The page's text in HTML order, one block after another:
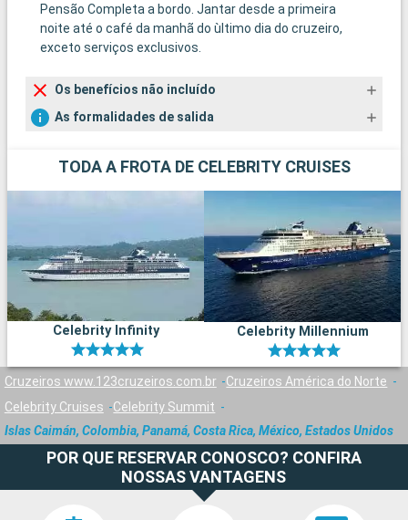
Pensão Completa a bordo. Jantar desde a primeira
noite até o café da manhã do ùltimo dia do cruzeiro,
exceto serviços exclusivos.
Os benefícios não incluído
As formalidades de salida
TODA A FROTA DE CELEBRITY CRUISES
Celebrity Infinity Celebrity Millennium
Cruzeiros www.123cruzeiros.com.br
Cruzeiros América do Norte
Celebrity Cruises
Celebrity Summit
Islas Caimán, Colombia, Panamá, Costa Rica, México, Estados Unidos
POR QUE RESERVAR CONOSCO? CONFIRA
NOSSAS VANTAGENS